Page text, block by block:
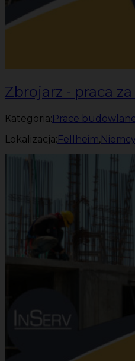
Zbrojarz - praca
Kategoria: Prace
Lokalizacja: Fellheim,Niemcy